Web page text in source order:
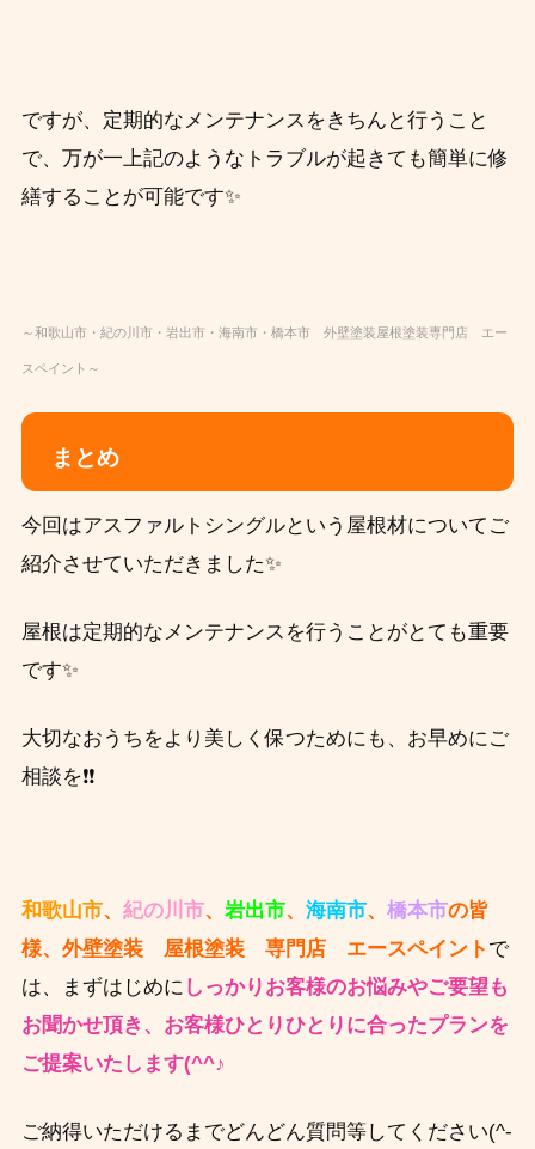
ですが、定期的なメンテナンスをきちんと行うこと
で、万が一上記のようなトラブルが起きても簡単に修
繕することが可能です✨
～和歌山市・紀の川市・岩出市・海南市・橋本市 外壁塗装屋根塗装専門店 エー
スペイント～
まとめ
今回はアスファルトシングルという屋根材についてご
紹介させていただきました✨
屋根は定期的なメンテナンスを行うことがとても重要
です✨
大切なおうちをより美しく保つためにも、お早めにご
相談を❗❗
和歌山市、 紀の川市、 岩出市、 海南市、 橋本市の皆
様、外壁塗装 屋根塗装 専門店 エースペイント で
は、まずはじめに しっかりお客様のお悩みやご要望も
お聞かせ頂き、 お客様ひとりひとりに合ったプランを
ご提案いたします(^^♪
ご納得いただけるまでどんどん質問等してください(^-